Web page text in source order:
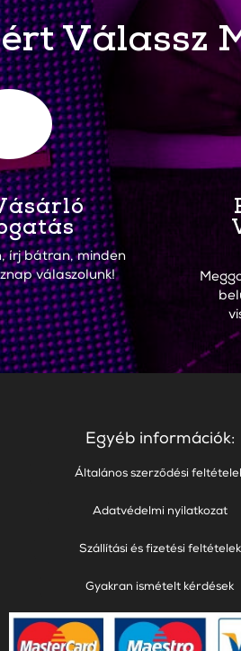
Válassz
írj bátran, minden
válaszolunk!
Egyéb információk:
Általános szerződési
Adatvédelmi nyilatkozat
Szállítási és fizetési feltételek
Gyakran ismételt kérdések